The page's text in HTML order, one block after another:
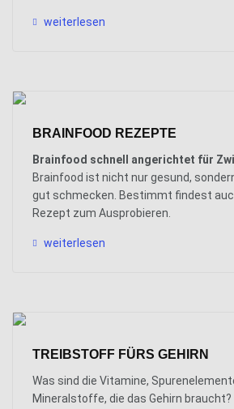
weiterlesen
BRAINFOOD REZEPTE
Brainfood schnell angerichtet für
Brainfood ist nicht nur gesund,
gut schmecken. Bestimmt findest
Rezept zum Ausprobieren.
weiterlesen
TREIBSTOFF FÜRS GEHIRN
Was sind die Vitamine,
Mineralstoffe, die das Gehirn braucht?